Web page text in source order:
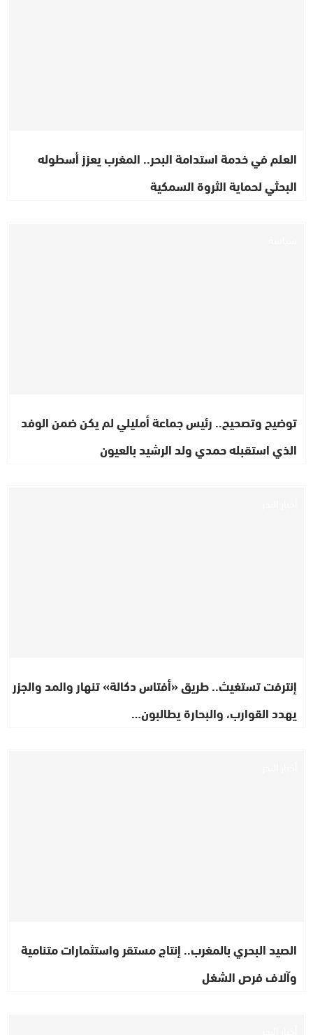
العلم في خدمة استدامة البحر.. المغرب يعزز أسطوله
البحثي لحماية الثروة السمكية
توضيح وتصحيح.. رئيس جماعة أمليلي لم يكن ضمن الوفد
الذي استقبله حمدي ولد الرشيد بالعيون
إنترفت تستغيث.. طريق «أفتاس دكالة» تنهار والمد والجزر
يهدد القوارب، والبحارة يطالبون…
الصيد البحري بالمغرب.. إنتاج مستقر واستثمارات متنامية
وآلاف فرص الشغل